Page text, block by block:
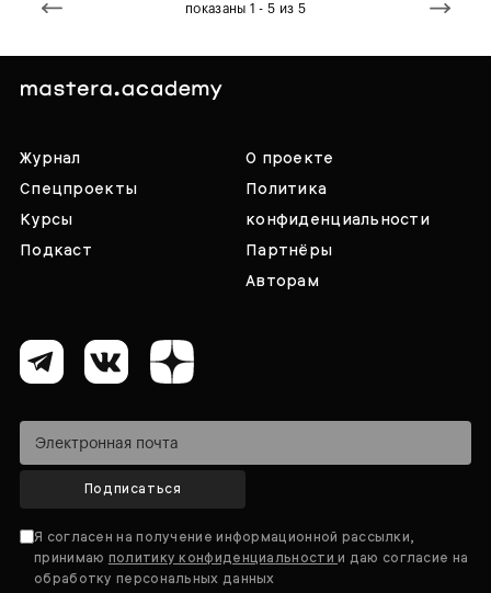
показаны 1 - 5 из 5
Журнал
Спецпроекты
Курсы
Подкаст
О проекте
Политика
конфиденциальности
Партнёры
Авторам
Подписаться
Я согласен на получение информационной рассылки,
принимаю политику конфиденциальностии даю согласие на
обработку персональных данных